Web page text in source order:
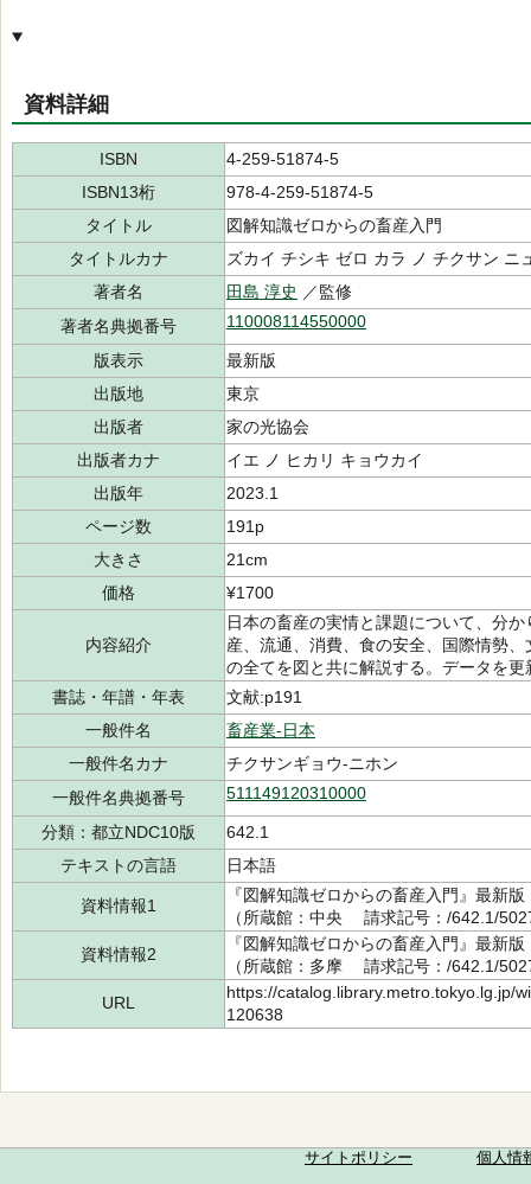
資料詳細
ISBN
4-259-51874-5
ISBN13桁
978-4-259-51874-5
タイトル
図解知識ゼロからの畜産入門
タイトルカナ
ズカイ チシキ ゼロ カラ ノ チクサン ニ
著者名
田島 淳史 ／監修
著者名典拠番号
110008114550000
版表示
最新版
出版地
東京
出版者
家の光協会
出版者カナ
イエ ノ ヒカリ キョウカイ
出版年
2023.1
ページ数
191p
大きさ
21cm
価格
¥1700
内容紹介
日本の畜産の実情と課題について、分
産、流通、消費、食の安全、国際情勢
の全てを図と共に解説する。データを
書誌・年譜・年表
文献:p191
一般件名
畜産業-日本
一般件名カナ
チクサンギョウ-ニホン
一般件名典拠番号
511149120310000
分類：都立NDC10版
642.1
テキストの言語
日本語
資料情報1
『図解知識ゼロからの畜産入門』最
（所蔵館：中央 請求記号：/642.1/
資料情報2
『図解知識ゼロからの畜産入門』最
（所蔵館：多摩 請求記号：/642.1/
URL
https://catalog.library.metro.tokyo.lg.jp/
120638
サイトポリシー 個人情